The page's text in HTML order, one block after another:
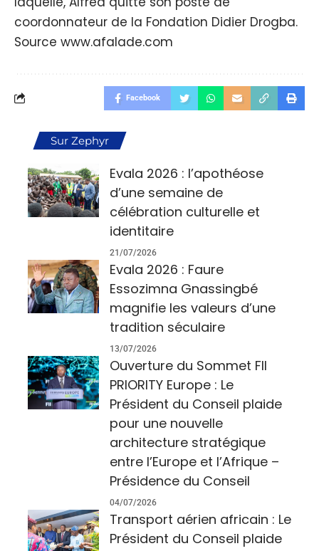
coordonnateur de la Fondation Didier Drogba.
Source www.afalade.com
Facebook
Sur Zephyr
Evala 2026 : l’apothéose
d’une semaine de
célébration culturelle et
identitaire
21/07/2026
Evala 2026 : Faure
Essozimna Gnassingbé
magnifie les valeurs d’une
tradition séculaire
13/07/2026
Ouverture du Sommet FII
PRIORITY Europe : Le
Président du Conseil plaide
pour une nouvelle
architecture stratégique
entre l’Europe et l’Afrique –
Présidence du Conseil
04/07/2026
Transport aérien africain : Le
Président du Conseil plaide